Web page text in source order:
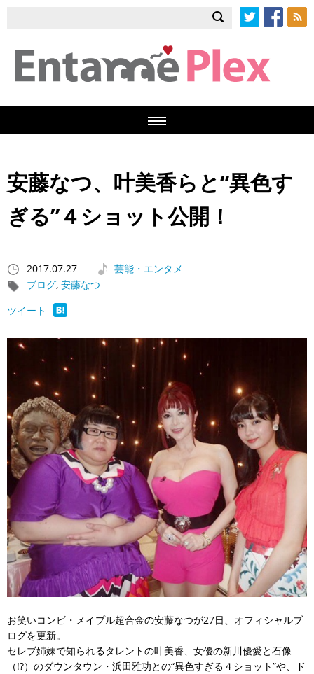
安藤なつ、叶美香らと“異色す
ぎる”４ショット公開！
2017.07.27
芸能・エンタメ
ブログ, 安藤なつ
ツイート
お笑いコンビ・メイプル超合金の安藤なつが27日、オフィシャルブ
ログを更新。
セレブ姉妹で知られるタレントの叶美香、女優の新川優愛と石像
（!?）のダウンタウン・浜田雅功との“異色すぎる４ショット”や、ド